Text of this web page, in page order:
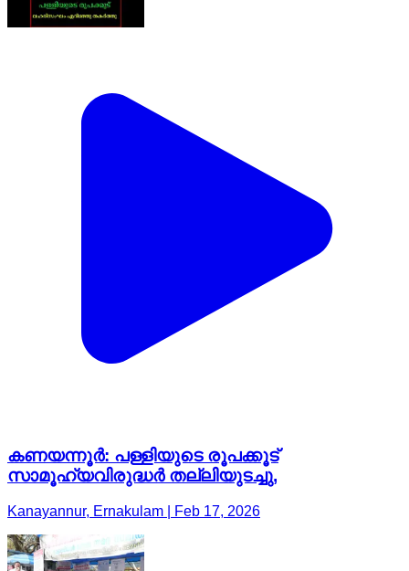
കണയന്നൂർ: പള്ളിയുടെ രൂപക്കൂട്
സാമൂഹ്യവിരുദ്ധർ തല്ലിയുടച്ചു,
Kanayannur, Ernakulam | Feb 17, 2026